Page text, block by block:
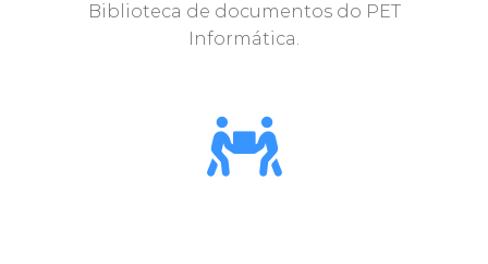
Biblioteca de documentos do PET
Informática.